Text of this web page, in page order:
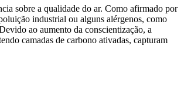
sobre a qualidade do ar. Como afirmado por
industrial ou alguns alérgenos, como
ao aumento da conscientização, a
camadas de carbono ativadas, capturam